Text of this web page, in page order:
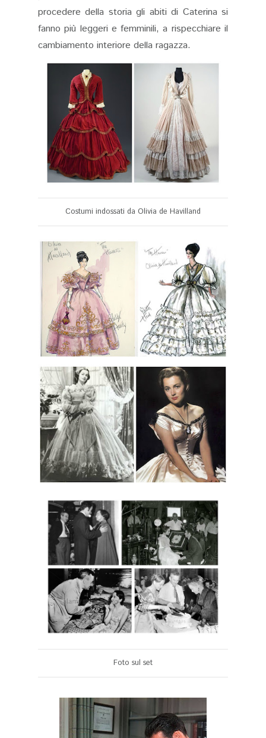
procedere della storia gli abiti di Caterina si
fanno più leggeri e femminili, a rispecchiare il
cambiamento interiore della ragazza.
Costumi indossati da Olivia de Havilland
Foto sul set